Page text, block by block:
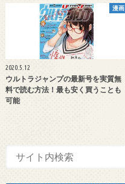
漫画
2020.5.12
ウルトラジャンプの最新号を実質無
料で読む方法！最も安く買うことも
可能